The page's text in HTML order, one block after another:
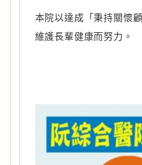
本院以達成「秉持關懷
維護長輩健康而努力。